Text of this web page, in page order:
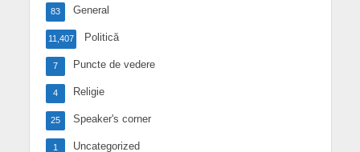
General
83
Politică
11,407
Puncte de vedere
7
Religie
4
Speaker's corner
25
Uncategorized
1